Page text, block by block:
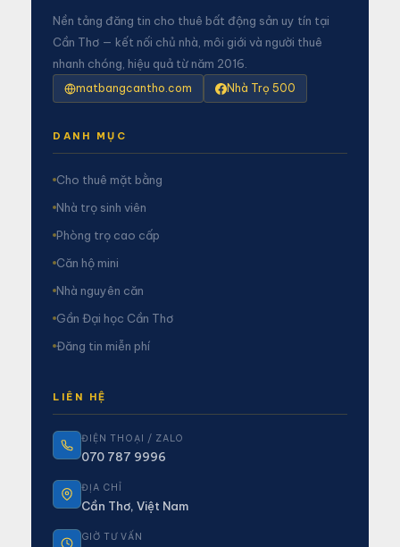
Nền tảng đăng tin cho thuê bất động sản uy tín tại
Cần Thơ — kết nối chủ nhà, môi giới và người thuê
nhanh chóng, hiệu quả từ năm 2016.
matbangcantho.com Nhà Trọ 500
DANH MỤC
Cho thuê mặt bằng
Nhà trọ sinh viên
Phòng trọ cao cấp
Căn hộ mini
Nhà nguyên căn
Gần Đại học Cần Thơ
Đăng tin miễn phí
LIÊN HỆ
ĐIỆN THOẠI / ZALO
070 787 9996
ĐỊA CHỈ
Cần Thơ, Việt Nam
GIỜ TƯ VẤN